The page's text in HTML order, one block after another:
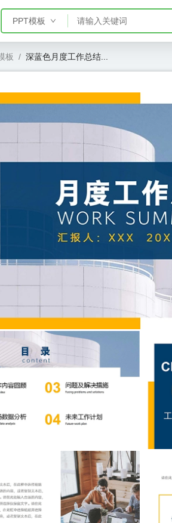
PPT模板
AE模板
板 / 深蓝色月度工作总结...